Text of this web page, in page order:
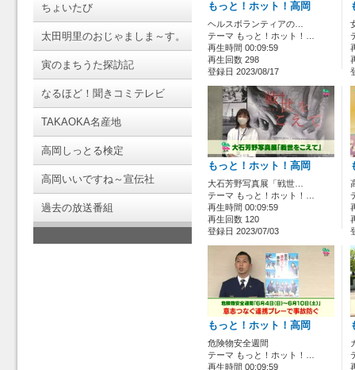
ちょいたび
太田明里のおじゃましま～す。
寅のまちうた探訪記
なるほど！聞きコミテレビ
TAKAOKA名産地
高岡しっとる検定
高岡いいですね～宣伝社
過去の放送番組
もっと！ホット！高岡
ヘルスボランティアの…
テーマ もっと！ホット！…
再生時間 00:09:59
再生回数 298
登録日 2023/08/17
もっと！ホット！高岡
大石芳野写真展「戦世…
テーマ もっと！ホット！…
再生時間 00:09:59
再生回数 120
登録日 2023/07/03
もっと！ホット！高岡
危険物安全週間
テーマ もっと！ホット！…
再生時間 00:09:59